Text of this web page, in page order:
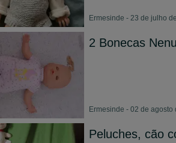
Ermesinde - 23 de julho
2 Bonecas
Ermesinde - 02 de agosto
Peluches, cão